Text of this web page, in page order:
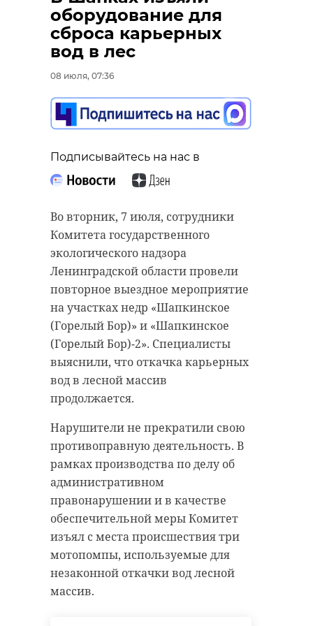
оборудование для
сброса карьерных
вод в лес
08 июля, 07:36
Подписывайтесь на нас в
Во вторник, 7 июля, сотрудники
Комитета государственного
экологического надзора
Ленинградской области провели
повторное выездное мероприятие
на участках недр «Шапкинское
(Горелый Бор)» и «Шапкинское
(Горелый Бор)-2». Специалисты
выяснили, что откачка карьерных
вод в лесной массив
продолжается.
Нарушители не прекратили свою
противоправную деятельность. В
рамках производства по делу об
административном
правонарушении и в качестве
обеспечительной меры Комитет
изъял с места происшествия три
мотопомпы, используемые для
незаконной откачки вод лесной
массив.
Подписывайтесь на нас в
Губернатору Ленинградской
области Александру Дрозденко
представили второй этап
развития интегрированной
системы связи ПАК "АСУС".
Презентацию провела компания
"РНИЦ по ЛО". Система
объединяет разные виды связи и
помогает сохранять устойчивую
работу коммуникаций в условиях
приграничного расположения
воздействии средств подавления
связи.
После запуска второго этапа
система позволит быстрее
передавать информацию и
улучшит взаимодействие между
органами власти, экстренными и
аварийно-спасательными
службами, организациями
получили новые
пикапы
07 июля, 16:34
области продолжает укреплять
систему защиты своего
воздушного пространства от
беспилотников. На мероприятии,
которое прошло в областном
правительстве при участии
губернатора Александра
Дрозденко, вице-губернатор по
безопасности Ярослав Серов
передал сертификат на
специализированную технику для
Военным передали два пикапа
Sollers ST6 с бортовой платформой.
Машины предназначены для
мобильных огневых групп,
которые защищают воздушное
пространство Ленинградской
области от беспилотников. На их
закупку из регионального
бюджета направили более 40